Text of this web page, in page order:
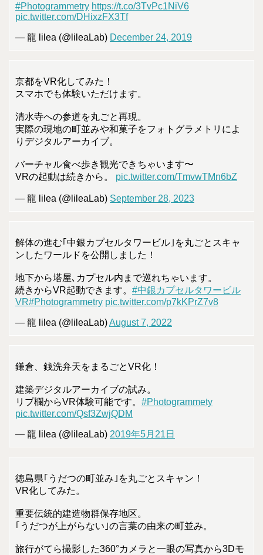
#Photogrammetry https://t.co/3TvPc1NiV6
pic.twitter.com/DHixzFX3Tf
— 龍 lilea (@lileaLab) December 24, 2019
京都をVR化してみた！
スマホでも体験いただけます。
清水寺への参道を丸ごと再現。
実際の現地の町並みや和菓子をフォトグラメトリによ
りデジタルアーカイブ。
バーチャル食べ歩き観光できちゃいます〜
VRの起動は続きから。 pic.twitter.com/TmvwTMn6bZ
— 龍 lilea (@lileaLab) September 28, 2023
解体の進む｢中銀カプセルタワービル｣を丸ごとスキャ
ンしたワールドを公開しました！
地下から塔屋､カプセル内まで巡れちゃいます。
続きからVR起動できます。 #中銀カプセルタワービル
VR#Photogrammetry pic.twitter.com/p7kKPrZ7v8
— 龍 lilea (@lileaLab)August 7, 2022
鎌倉、銭洗弁天をまるごとVR化！
建築デジタルアーカイブの試み。
リプ欄からVR体験可能です。 #Photogrammety
pic.twitter.com/Qsf3ZwjQDM
— 龍 lilea (@lileaLab) 2019年5月21日
徳島県｢うだつの町並み｣を丸ごとスキャン！
VR化してみた。
重要伝統的建造物群保存地区。
｢うだつが上がらない｣の言葉の由来の町並み。
旅行がてら撮影した360°カメラと一眼の写真から3Dモ